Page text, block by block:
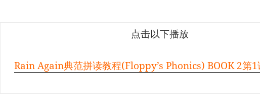
点击以下播放
Rain Again典范拼读教程(Floppy’s Phonics) BOOK 2第1